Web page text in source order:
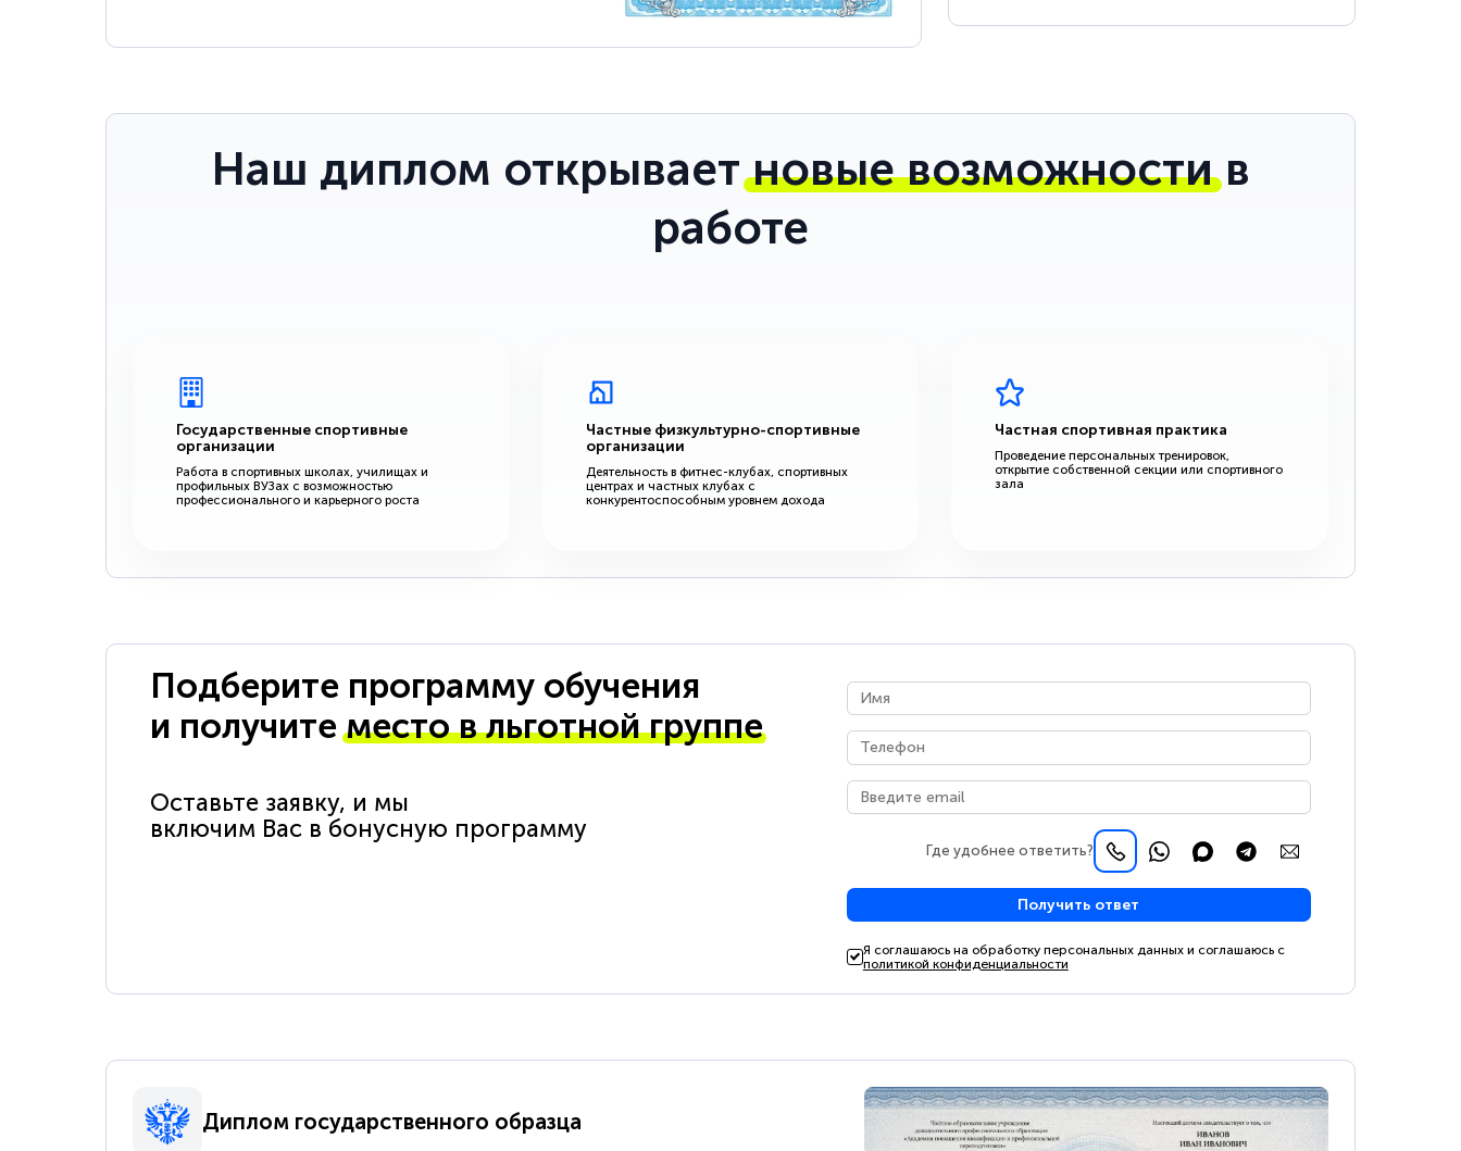
Наш диплом открываетновые возможностив
работе
Государственные спортивные
организации
Работа в спортивных школах, училищах и
профильных ВУЗах с возможностью
профессионального и карьерного роста
Частные физкультурно-спортивные
организации
Деятельность в фитнес-клубах, спортивных
центрах и частных клубах с
конкурентоспособным уровнем дохода
Частная спортивная практика
Проведение персональных тренировок,
открытие собственной секции или спортивного
зала
Подберите программу обучения
и получитеместо в льготной группе
Оставьте заявку, и мы
включим Вас в бонусную программу
Где удобнее ответить?
Получить ответ
Я соглашаюсь на обработку персональных данных и соглашаюсь с
политикой конфиденциальности
Диплом государственного образца